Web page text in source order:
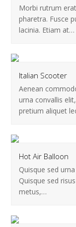
Morbi rutrum
pharetra. Fusce
lacinia. Etiam at…
Italian Scooter
Aenean
urna convallis
pretium aliquet
Hot Air Balloon
Quisque sed
Quisque sed
metus,…